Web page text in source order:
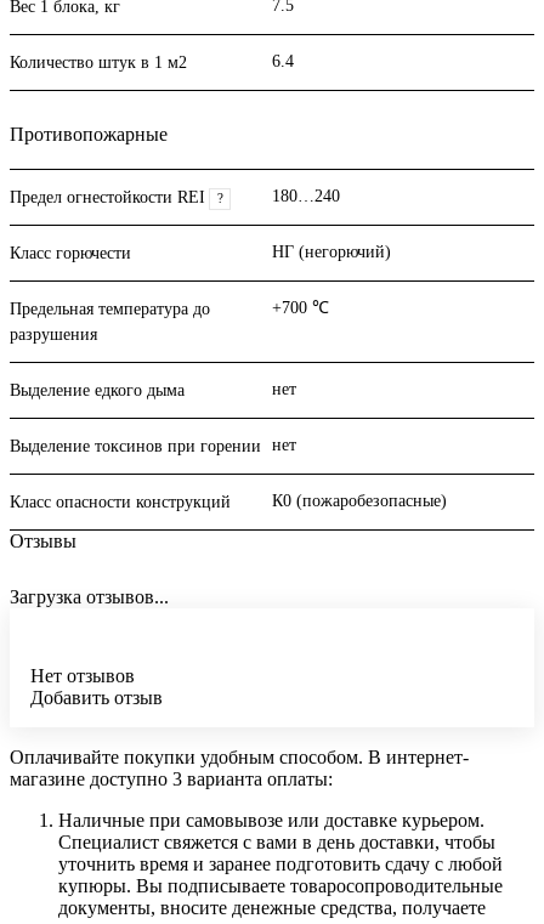
Вес 1 блока, кг 7.5
Количество штук в 1 м2 6.4
Противопожарные
Предел огнестойкости REI ? 180…240
Класс горючести НГ (негорючий)
Предельная температура до
разрушения
+700 ℃
Выделение едкого дыма нет
Выделение токсинов при горении нет
Класс опасности конструкций К0 (пожаробезопасные)
Отзывы
Загрузка отзывов...
Нет отзывов
Добавить отзыв
Оплачивайте покупки удобным способом. В интернет-
магазине доступно 3 варианта оплаты:
Наличные при самовывозе или доставке курьером.
Специалист свяжется с вами в день доставки, чтобы
уточнить время и заранее подготовить сдачу с любой
купюры. Вы подписываете товаросопроводительные
документы, вносите денежные средства, получаете